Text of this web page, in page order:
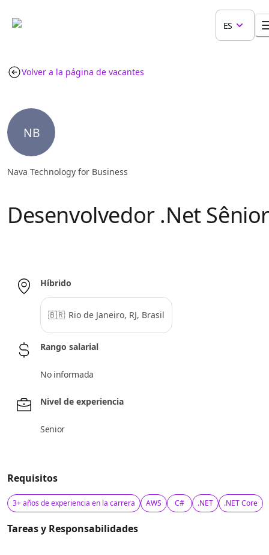
ES
Volver a la página de vacantes
NB
Nava Technology for Business
Desenvolvedor .Net Sênior
Híbrido
🇧🇷 Rio de Janeiro, RJ, Brasil
Rango salarial
No informada
Nivel de experiencia
Senior
Requisitos
3+ años de experiencia en la carrera AWS C# .NET .NET Core
Tareas y Responsabilidades